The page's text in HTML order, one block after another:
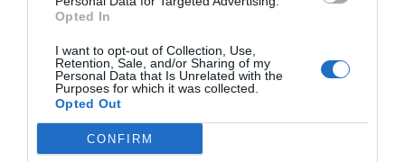
Opted In
I want to opt-out of Collection, Use,
Retention, Sale, and/or Sharing of my
Personal Data that Is Unrelated with the
Purposes for which it was collected.
Opted Out
CONFIRM